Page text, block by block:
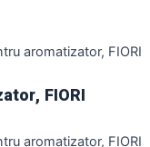
aromatizator, FIORI
FIORI
aromatizator, FIORI